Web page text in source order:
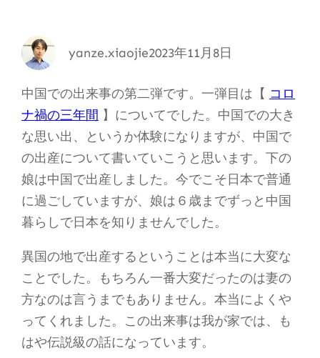
yanze.xiaojie2023年11月8日
中国での出来事の第二弾です。一弾目は【 コロ
ナ禍の三年間 】についてでした。中国での大き
な思い出、というか体験になりますが、中国で
の出産について書いていこうと思います。下の
娘は中国で出産しました。今でこそ日本で普通
に過ごしていますが、娘は６歳までずっと中国
暮らしで日本を知りませんでした。
異国の地で出産するということは本当に大変な
ことでした。もちろん一番大変だったのは妻の
方なのは言うまでもありません。本当によくや
ってくれました。この出来事は我が家では、も
はや伝説級の話になっています。